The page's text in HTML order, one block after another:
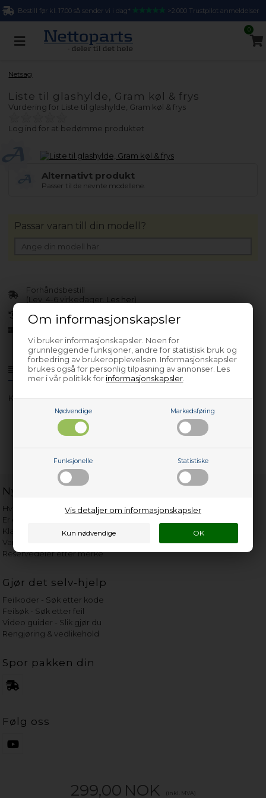
Om informasjonskapsler
Vi bruker informasjonskapsler. Noen for
grunnleggende funksjoner, andre for statistisk bruk og
forbedring av brukeropplevelsen. Informasjonskapsler
brukes også for personlig tilpasning av annonser. Les
mer i vår politikk for informasjonskapsler
Nødvendige Markedsføring
Funksjonelle Statistiske
Vis detaljer om informasjonskapsler
Bestill før kl. 17.00 så sender vi i dag* >2.000 Trustpilot anmeldelser
0
Netsag
Liste til glashylde, Gram køl & frys
Vurdering for Liste til glashylde, Gram køl & frys
Log ind for at bedømme produktet
Alternativt produkt
Passer til de nevnte modellene.
Produktinfo Spørsmål om varen?
KSI 401754
299,00 NOK (inkl. MVA)
Forhåndsbestill
(Lev. 4-6 virkedager. Les her)
30 dagers returrett
Passar varan till din modell?
Nyttige lenker
Hvor gammelt er apparatet mitt?
Er det verdt å reparere?
Klage på bassengrobot
Vannets hardhetsgrad
Reservedeler etter merke
Gjør det selv-hjelp
Feilkoder - Søk etter kode
Feilsøk - Søk etter feil
Video guider - Slik gjør du
Rengjøring & vedlikehold
Spor pakken din
Følg oss